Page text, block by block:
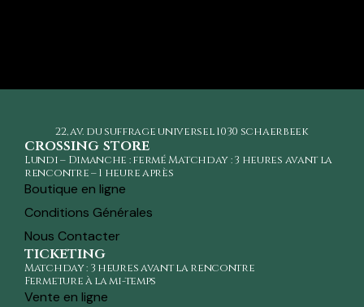
22, av. du suffrage universel1030 schaerbeek
crossing store
Lundi – Dimanche : fermé Matchday : 3 heures avant la
rencontre – 1 heure après
Boutique en ligne
Conditions Générales
Nous Contacter
ticketing
Matchday : 3 heures avant la rencontre
Fermeture à la mi-temps
Vente en ligne